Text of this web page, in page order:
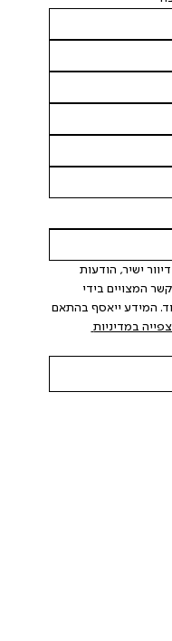
אני מאשר/ת ומסכימ/ה לקבלת דיוור ישיר, הודעות
החברה ובכלל זה דוא"ל SMS ועוד. המידע ייאסף בהתאם
צפייה במדיניות